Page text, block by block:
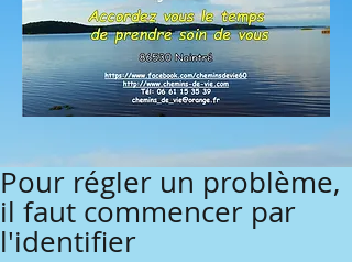
Pour régler un problème,
il faut commencer par
l'identifier